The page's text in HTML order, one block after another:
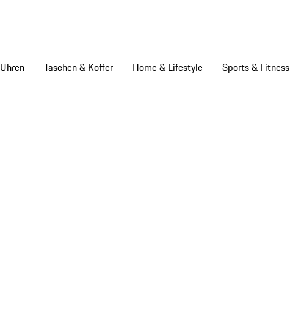
Uhren Taschen & Koffer Home & Lifestyle Sports & Fitness